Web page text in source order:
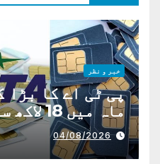
خبر و نظر
ماہ میں 18 لاکھ سے زائد سمز بلاک
04/08/2026